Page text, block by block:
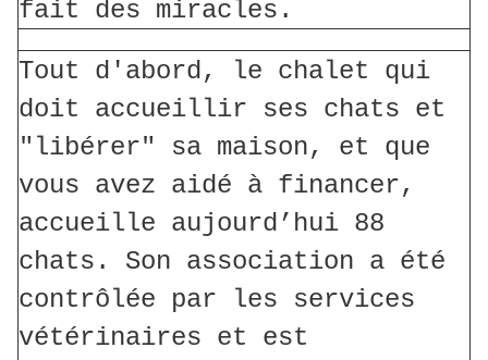
fait des miracles.
Tout d'abord, le chalet qui
doit accueillir ses chats et
"libérer" sa maison, et que
vous avez aidé à financer,
accueille aujourd’hui 88
chats. Son association a été
contrôlée par les services
vétérinaires et est